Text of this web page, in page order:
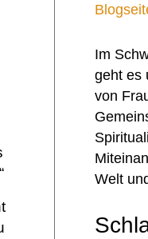
Im
geht es
von
Welt